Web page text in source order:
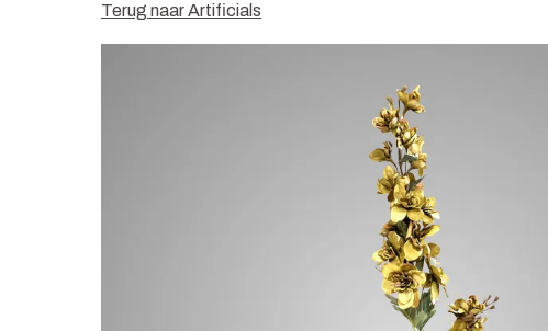
Ancient Clay
Verkooplocaties
Terug naar Artificials